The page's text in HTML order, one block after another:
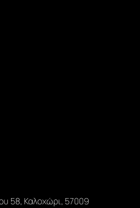
58, Καλοχώρι, 57009